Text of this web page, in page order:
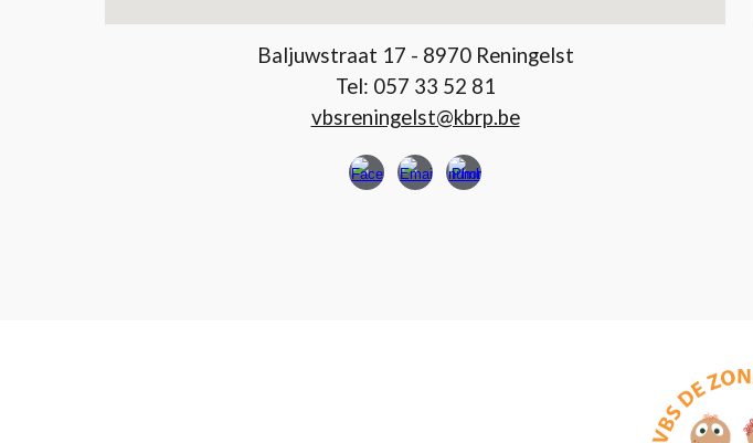
Baljuwstraat 17 - 8970 Reningelst
Tel: 057 33 52 81
vbsreningelst@kbrp.be